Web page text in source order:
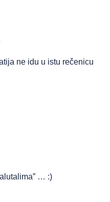
ne idu u istu rečenicu
… :)